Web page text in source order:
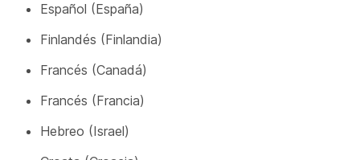
Español (España)
Finlandés (Finlandia)
Francés (Canadá)
Francés (Francia)
Hebreo (Israel)